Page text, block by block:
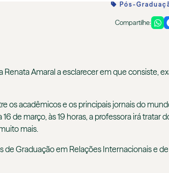
Pós-
Compartilhe:
Renata Amarala esclarecer em que consiste,
os acadêmicos e os principais jornais do
de março, às 19 horas, a professorairá tratar
mais.
de Graduação em Relações Internacionais e